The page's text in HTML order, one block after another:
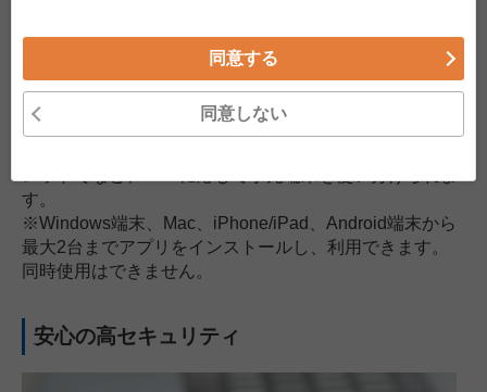
在宅ワークはUSBキーを挿したWindowsのパソコンで、
す。
※Windows端末、Mac、iPhone/iPad、Android端末から
最大2台までアプリをインストールし、利用できます。
同時使用はできません。
安心の高セキュリティ
同意しない
同意する